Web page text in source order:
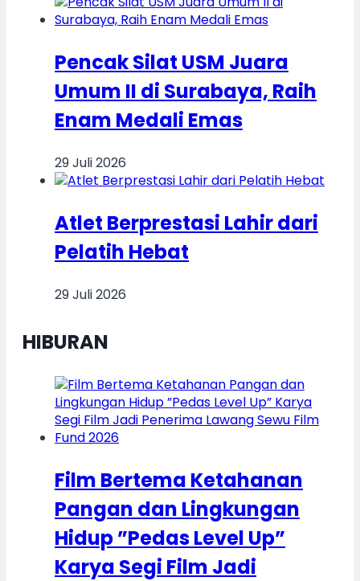
Pencak Silat USM Juara
Umum II di Surabaya, Raih
Enam Medali Emas
29 Juli 2026
Atlet Berprestasi Lahir dari
Pelatih Hebat
29 Juli 2026
HIBURAN
Film Bertema Ketahanan
Pangan dan Lingkungan
Hidup ”Pedas Level Up”
Karya Segi Film Jadi